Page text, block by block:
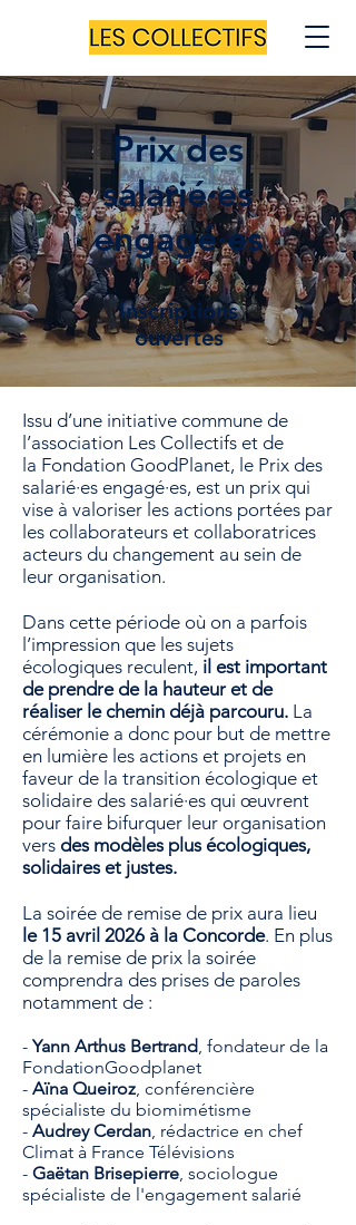
Prix des
salarié·es
engagé·es
Inscriptions
ouvertes
Issu d’une initiative commune de
l’association Les Collectifs et de
la Fondation GoodPlanet, le Prix des
salarié·es engagé·es, est un prix qui
vise à valoriser les actions portées par
les collaborateurs et collaboratrices
acteurs du changement au sein de
leur organisation.
Dans cette période où on a parfois
l’impression que les sujets
écologiques reculent, il est important
de prendre de la hauteur et de
réaliser le chemin déjà parcouru. La
cérémonie a donc pour but de mettre
en lumière les actions et projets en
faveur de la transition écologique et
solidaire des salarié·es qui œuvrent
pour faire bifurquer leur organisation
vers des modèles plus écologiques,
solidaires et justes.
La soirée de remise de prix aura lieu
le 15 avril 2026 à la Concorde. En plus
de la remise de prix la soirée
comprendra des prises de paroles
notamment de :
-Yann Arthus Bertrand, fondateur de la
FondationGoodplanet
- Aïna Queiroz, conférencière
spécialiste du biomimétisme
- Audrey Cerdan, rédactrice en chef
Climat à France Télévisions
- Gaëtan Brisepierre, sociologue
spécialiste de l'engagement salarié